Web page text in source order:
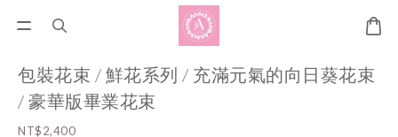
包裝花束 / 鮮花系列 / 充滿元氣的向日葵花束
/ 豪華版畢業花束
NT$2,400